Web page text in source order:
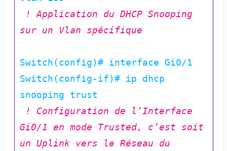
sur un Vlan spécifique
Switch(config)# interface Gi0/1
Switch(config-if)# ip dhcp
Gi0/1 en mode Trusted, c’est soit
un Uplink vers le Réseau du